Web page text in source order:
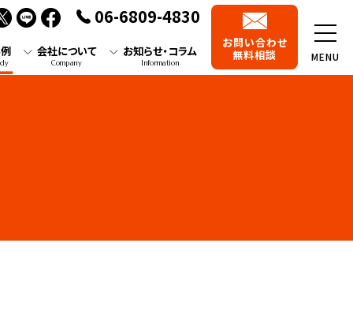
06-6809-4830
会社について
Company
お知らせ・コラム
Information
お問い合わせ
無料相談
MENU